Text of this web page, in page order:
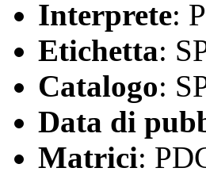
Interprete:
Etichetta:
Catalogo:
Data di
Matrici: